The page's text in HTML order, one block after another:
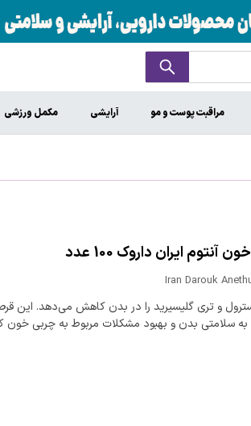
مراقبت پوست و مو آرایشی مکمل ورزشی
ایران داروک 100 عدد
Iran Darouk
و تری گلیسیرید را در بدن کاهش می‌دهد. این
سلامتی بدن و بهبود مشکلات مربوط به چربی